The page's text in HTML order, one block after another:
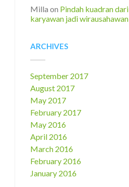
Milla on Pindah kuadran dari
karyawan jadi wirausahawan
ARCHIVES
September 2017
August 2017
May 2017
February 2017
May 2016
April 2016
March 2016
February 2016
January 2016